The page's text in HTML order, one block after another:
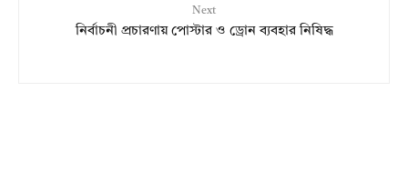
Next
নির্বাচনী প্রচারণায় পোস্টার ও ড্রোন ব্যবহার নিষিদ্ধ